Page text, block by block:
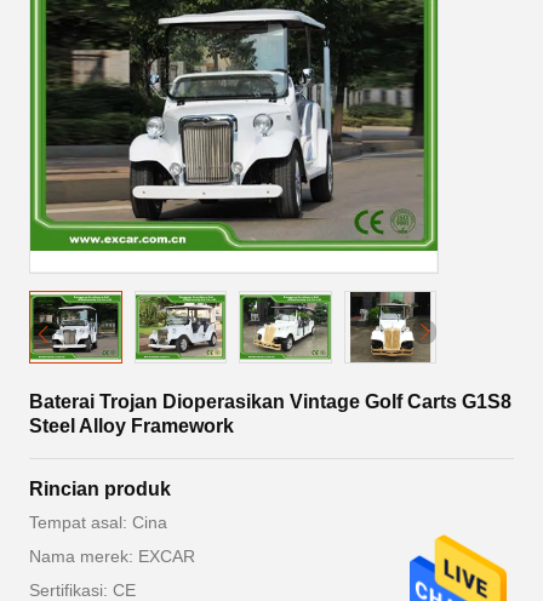
Baterai Trojan Dioperasikan Vintage Golf Carts G1S8
Steel Alloy Framework
Rincian produk
Tempat asal: Cina
Nama merek: EXCAR
Sertifikasi: CE